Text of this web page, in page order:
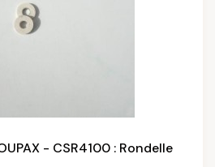
- CSR4100 : Rondelle